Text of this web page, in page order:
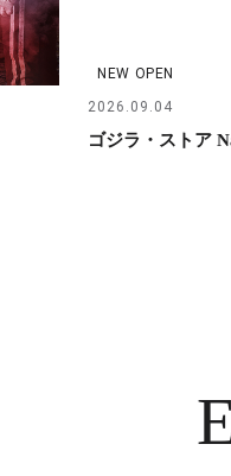
NEW OPEN
2026.09.04
ゴジラ・ストア